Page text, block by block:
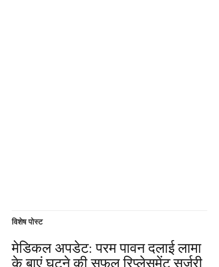
विशेष पोस्ट
मेडिकल अपडेट: परम पावन दलाई लामा
के बाएं घुटने की सफल रिप्लेसमेंट सर्जरी